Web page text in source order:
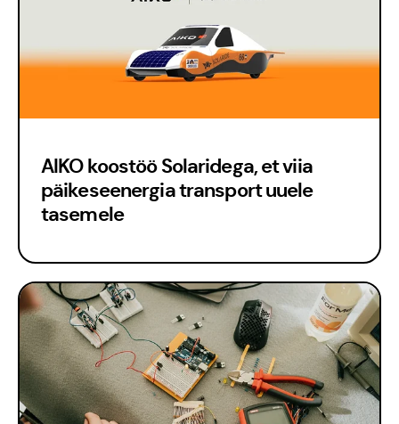
AIKO koostöö Solaridega, et viia
päikeseenergia transport uuele
tasemele